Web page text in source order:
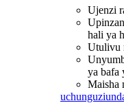
Ujenzi
hali ya
Utulivu
ya bafa
Maisha
uchunguzi